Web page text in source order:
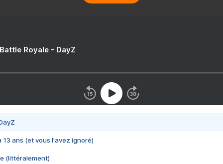
Royale - DayZ
13 ans (et vous l'avez ignoré)
(littéralement)